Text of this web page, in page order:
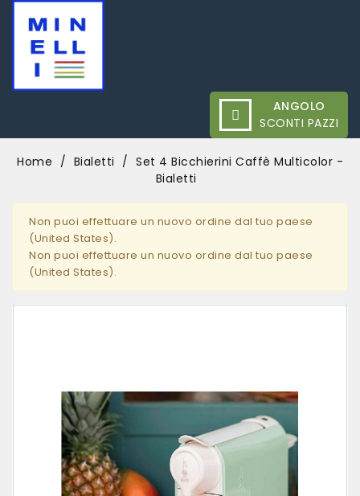
ANGOLO
SCONTI PAZZI
Home Bialetti
Set 4 Bicchierini Caffè Multicolor -
Bialetti
Non puoi effettuare un nuovo ordine dal tuo paese
(United States).
Non puoi effettuare un nuovo ordine dal tuo paese
(United States).